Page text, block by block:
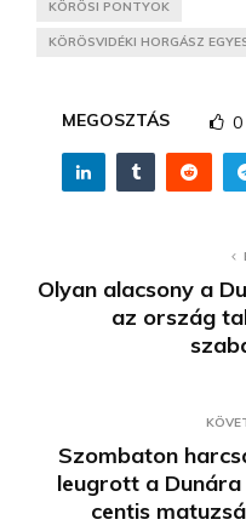
KÖRÖSI PONTYOK
KÖRÖSVIDÉKI HORGÁSZ
MEGOSZTÁS 0
Olyan alacsony a
az ország
Szombaton
leugrott a
centis